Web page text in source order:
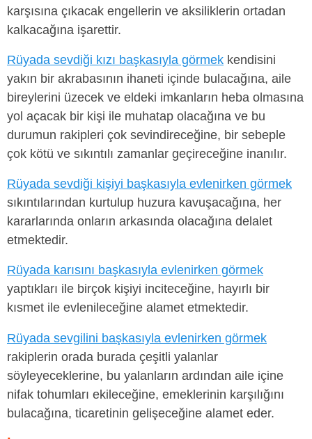
karşısına çıkacak engellerin ve aksiliklerin ortadan
kalkacağına işarettir.
Rüyada sevdiği kızı başkasıyla görmek kendisini
yakın bir akrabasının ihaneti içinde bulacağına, aile
bireylerini üzecek ve eldeki imkanların heba olmasına
yol açacak bir kişi ile muhatap olacağına ve bu
durumun rakipleri çok sevindireceğine, bir sebeple
çok kötü ve sıkıntılı zamanlar geçireceğine inanılır.
Rüyada sevdiği kişiyi başkasıyla evlenirken görmek
sıkıntılarından kurtulup huzura kavuşacağına, her
kararlarında onların arkasında olacağına delalet
etmektedir.
Rüyada karısını başkasıyla evlenirken görmek
yaptıkları ile birçok kişiyi inciteceğine, hayırlı bir
kısmet ile evlenileceğine alamet etmektedir.
Rüyada sevgilini başkasıyla evlenirken görmek
rakiplerin orada burada çeşitli yalanlar
söyleyeceklerine, bu yalanların ardından aile içine
nifak tohumları ekileceğine, emeklerinin karşılığını
bulacağına, ticaretinin gelişeceğine alamet eder.